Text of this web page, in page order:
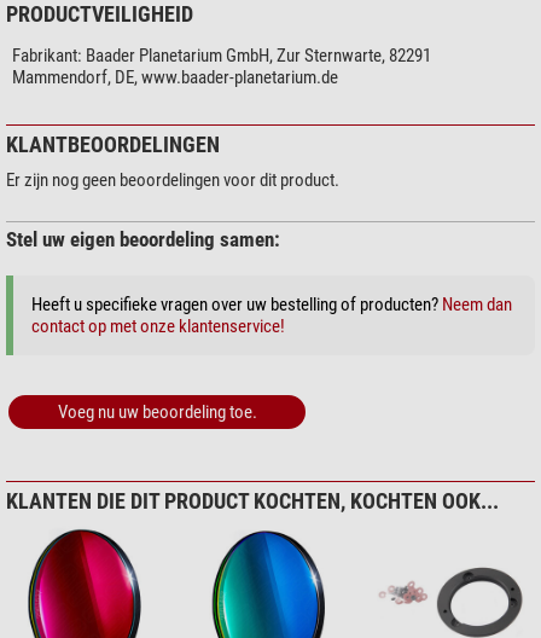
PRODUCTVEILIGHEID
Fabrikant: Baader Planetarium GmbH, Zur Sternwarte, 82291
Mammendorf, DE, www.baader-planetarium.de
KLANTBEOORDELINGEN
Er zijn nog geen beoordelingen voor dit product.
Stel uw eigen beoordeling samen:
Heeft u specifieke vragen over uw bestelling of producten? Neem dan
contact op met onze klantenservice!
Voeg nu uw beoordeling toe.
KLANTEN DIE DIT PRODUCT KOCHTEN, KOCHTEN OOK...